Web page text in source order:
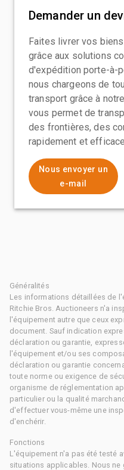
Demander un
Faites livrer vos
grâce aux solutions
d'expédition porte-à-
nous chargeons de
transport grâce à
vous permet de
des frontières, des
rapidement et
Nous envoyer un
e-mail
Généralités
Les informations détaillées de
Ritchie Bros. Auctioneers n'a
l'équipement autre que ceux
document. Sauf indication
déclaration ou garantie,
l'équipement et/ou ses
déclaration ou garantie
toute norme ou exigence de
organisme de réglementation
particulier ou la qualité
d'effectuer vous-même une
d'enchérir.
Fonctions
L'équipement n'a pas été testé
situations applicables. Nous ne